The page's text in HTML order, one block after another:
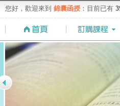
您好，歡迎來到 錦囊函授 ：目前已有